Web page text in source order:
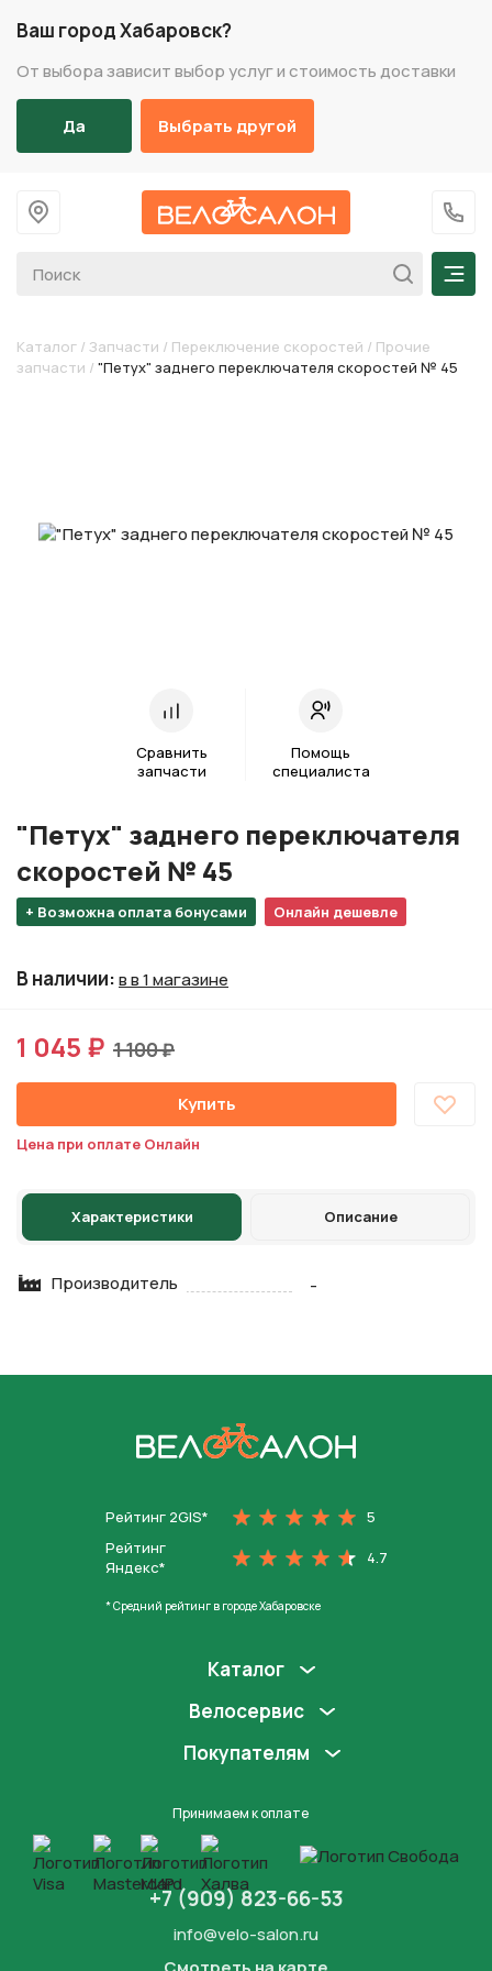
Ваш город Хабаровск?
От выбора зависит выбор услуг и стоимость доставки
Да Выбрать другой
На главную
+7
Каталог / Запчасти / Переключение скоростей / Прочие
запчасти / "Петух" заднего переключателя скоростей № 45
Сравнить
запчасти
Помощь
специалиста
+ Возможна оплата бонусами Онлайн дешевле
"Петух" заднего переключателя
скоростей № 45
В наличии:в в 1 магазине
1 045 ₽ 1 100 ₽
Купить
Цена при оплате Онлайн
Характеристики Описание
Производитель -
Рейтинг 2GIS*
5
Рейтинг
Яндекс*
4.7
* Средний рейтинг в городе Хабаровске
Каталог
Велосервис
Покупателям
Принимаем к оплате
+7 (909) 823-66-53
info@velo-salon.ru